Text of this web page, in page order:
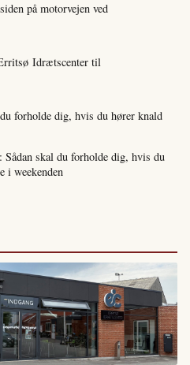
på motorvejen ved
Idrætscenter til
forholde dig, hvis du hører knald
Sådan skal du forholde dig, hvis du
i weekenden